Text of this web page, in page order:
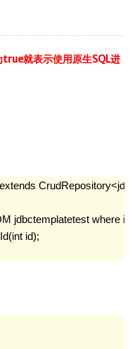
就表示使用原生SQL进
where
id);